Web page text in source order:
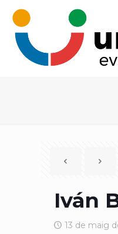
Iván
13 de maig